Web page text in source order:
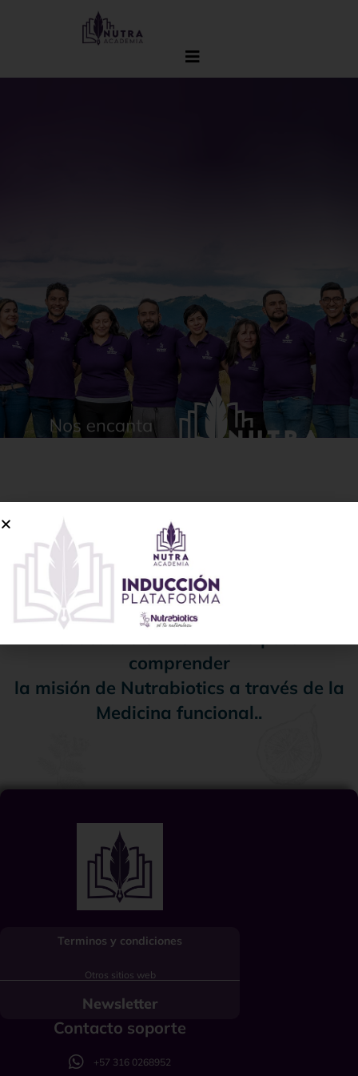
por la buena medicina,
día a día conquista las fronteras de un
mundo que siempre necesita sanar.
Aquí puedes encontrar material
comprender
la misión de Nutrabiotics a través de la
Medicina funcional..
Terminos y condiciones
Otros sitios web
Newsletter
Contacto soporte
+57 316 0268952